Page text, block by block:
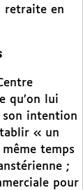
retraite en
qu’on lui
son intention
« un
temps
;
pour